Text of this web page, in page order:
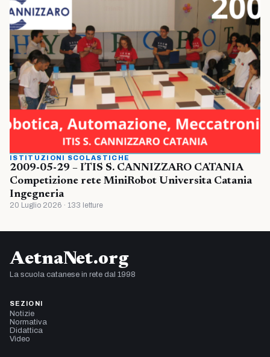
ISTITUZIONI SCOLASTICHE
2009-05-29 – ITIS S. CANNIZZARO CATANIA
Competizione rete MiniRobot Universita Catania
Ingegneria
20 Luglio 2026 · 133 letture
AetnaNet.org
La scuola catanese in rete dal 1998
SEZIONI
Notizie
Normativa
Didattica
Video